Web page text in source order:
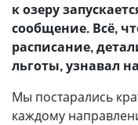
к озеру
сообщение. Всё,
расписание,
льготы, узнавал
Мы постарались
каждому